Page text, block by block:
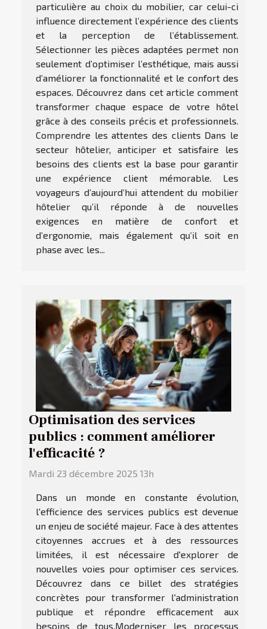
particulière au choix du mobilier, car celui-ci
influence directement l’expérience des clients
et la perception de l’établissement.
Sélectionner les pièces adaptées permet non
seulement d’optimiser l’esthétique, mais aussi
d’améliorer la fonctionnalité et le confort des
espaces. Découvrez dans cet article comment
transformer chaque espace de votre hôtel
grâce à des conseils précis et professionnels.
Comprendre les attentes des clients Dans le
secteur hôtelier, anticiper et satisfaire les
besoins des clients est la base pour garantir
une expérience client mémorable. Les
voyageurs d’aujourd’hui attendent du mobilier
hôtelier qu’il réponde à de nouvelles
exigences en matière de confort et
d’ergonomie, mais également qu’il soit en
phase avec les...
Optimisation des services
publics : comment améliorer
l'efficacité ?
Mardi 23 décembre 2025 13h
Dans un monde en constante évolution,
l'efficience des services publics est devenue
un enjeu de société majeur. Face à des attentes
citoyennes accrues et à des ressources
limitées, il est nécessaire d'explorer de
nouvelles voies pour optimiser ces services.
Découvrez dans ce billet des stratégies
concrètes pour transformer l'administration
publique et répondre efficacement aux
besoins de tous.Moderniser les processus